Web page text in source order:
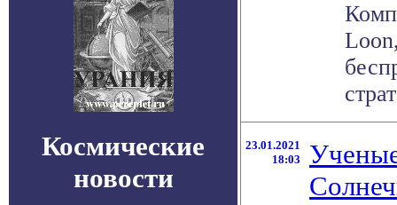
Космические
новости
23.01.2021
18:03